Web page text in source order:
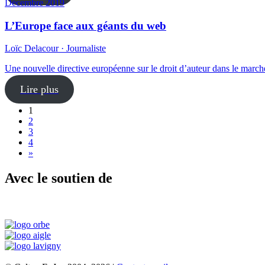
Décembre 2019
L’Europe face aux géants du web
Loïc Delacour · Journaliste
Une nouvelle directive européenne sur le droit d’auteur dans le
Lire plus
1
2
3
4
»
Avec le soutien de